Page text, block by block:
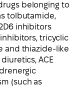
belonging to
tolbutamide,
inhibitors
tricyclic
and thiazide-like
ACE
(such as